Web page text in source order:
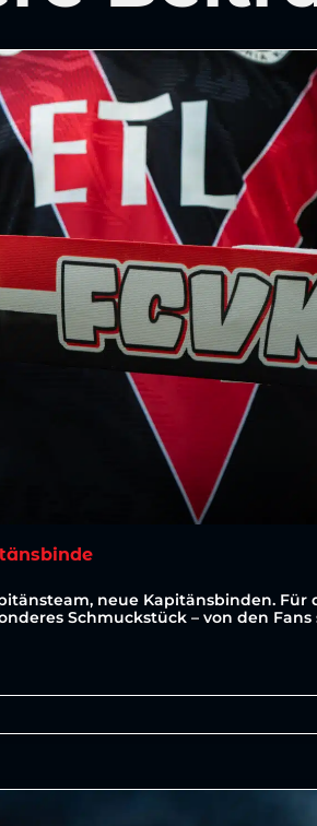
neue Kapitänsbinden. Für
Schmuckstück – von den Fans